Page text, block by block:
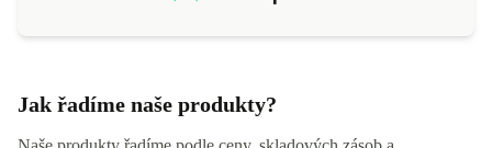
Jak řadíme naše produkty?